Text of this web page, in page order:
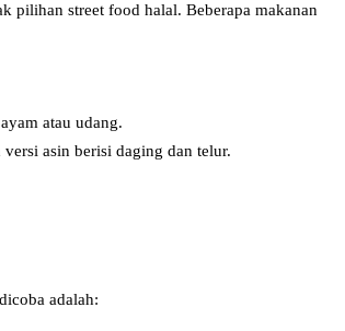
pilihan street food halal. Beberapa makanan
atau udang.
asin berisi daging dan telur.
adalah: